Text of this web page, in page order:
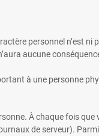
personnel n’est
aucune
à une personne
À chaque fois
de serveur).